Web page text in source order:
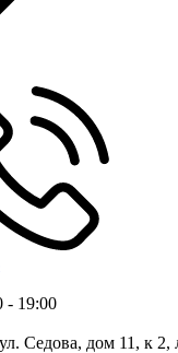
- 19:00
Седова, дом 11, к